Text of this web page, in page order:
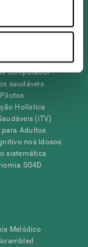
Digital
computador
saudáveis
Pilotos
Holística
(iTV)
para Adultos
nos Idosos
sistemática
SG4D
Melódico